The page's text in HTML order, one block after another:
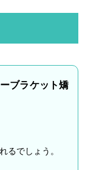
ブラケット矯
るでしょう。